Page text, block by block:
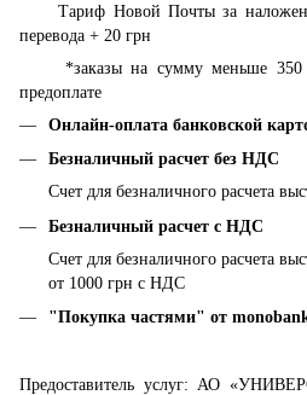
Тариф Новой Почты за
перевода + 20 грн
*заказы на сумму меньше 350
предоплате
Онлайн-оплата банковской
Безналичный расчет без НДС
Счет для безналичного расчета
Безналичный расчет с НДС
Счет для безналичного расчета
от 1000 грн с НДС
"Покупка частями" от
Предоставитель услуг: АО